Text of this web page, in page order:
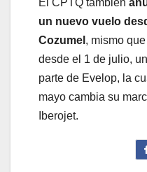
El CPTQ también
un nuevo vuelo
Cozumel , mismo
desde el 1 de julio,
parte de Evelop, la
mayo cambia su
Iberojet.